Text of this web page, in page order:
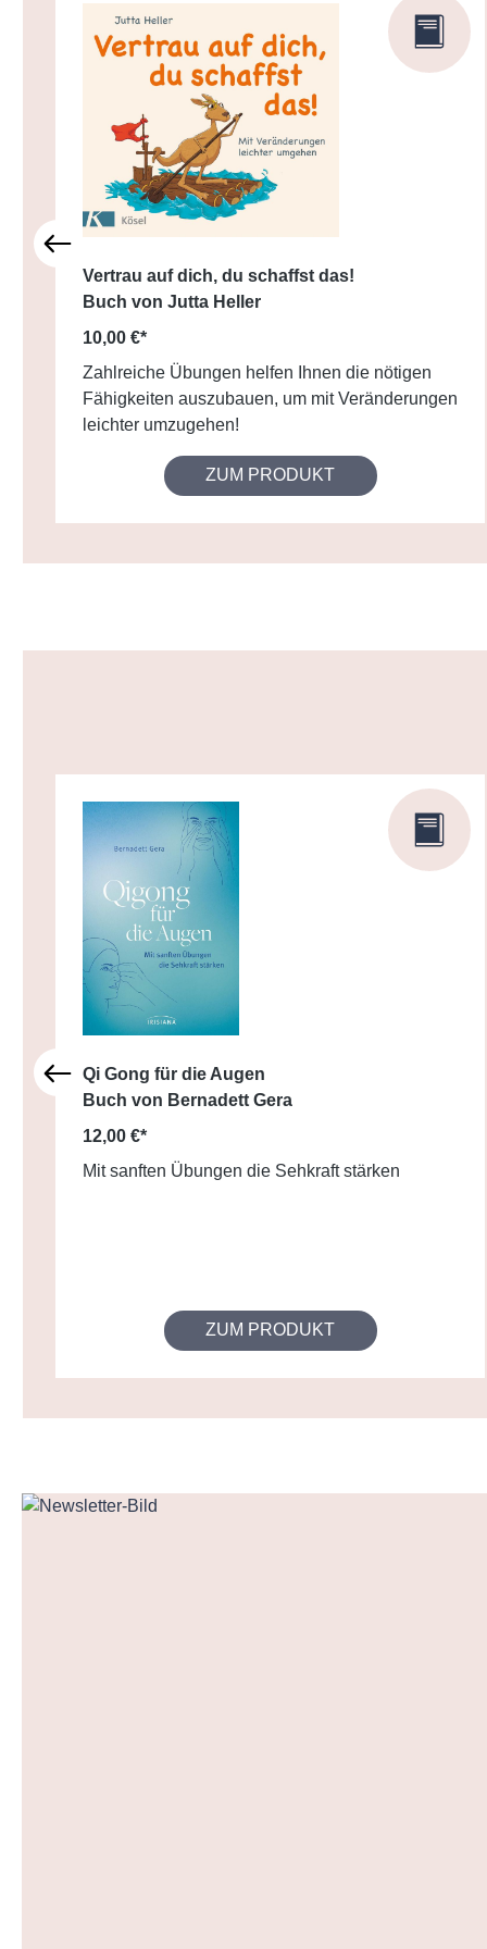
Vertrau auf dich, du schaffst das!
Buch von Jutta Heller
10,00 €*
Zahlreiche Übungen helfen Ihnen die nötigen
Fähigkeiten auszubauen, um mit Veränderungen
leichter umzugehen!
ZUM PRODUKT
Qi Gong für die Augen
Buch von Bernadett Gera
12,00 €*
Mit sanften Übungen die Sehkraft stärken
ZUM PRODUKT